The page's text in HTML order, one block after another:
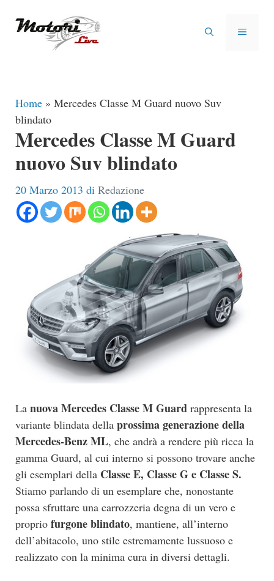
MENU
Home » Mercedes Classe M Guard nuovo Suv
blindato
Mercedes Classe M Guard
nuovo Suv blindato
20 Marzo 2013 di Redazione
La nuova Mercedes Classe M Guard rappresenta la
variante blindata della prossima generazione della
Mercedes-Benz ML, che andrà a rendere più ricca la
gamma Guard, al cui interno si possono trovare anche
gli esemplari della Classe E, Classe G e Classe S.
Stiamo parlando di un esemplare che, nonostante
possa sfruttare una carrozzeria degna di un vero e
proprio furgone blindato, mantiene, all’interno
dell’abitacolo, uno stile estremamente lussuoso e
realizzato con la minima cura in diversi dettagli.